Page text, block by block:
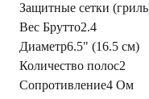
Защитные сетки
Вес Брутто2.4
Диаметр6.5" (16.5 см)
Количество полос2
Сопротивление4 Ом